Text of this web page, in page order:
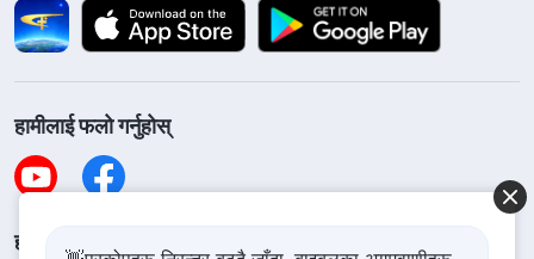
हामीलाई फलो गर्नुहोस्
हामीलाई सम्पर्क गर्नुहोस